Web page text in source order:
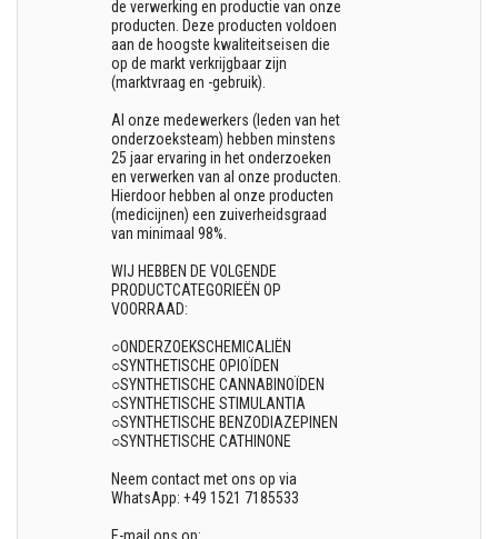
de verwerking en productie van onze
producten. Deze producten voldoen
aan de hoogste kwaliteitseisen die
op de markt verkrijgbaar zijn
(marktvraag en -gebruik).
Al onze medewerkers (leden van het
onderzoeksteam) hebben minstens
25 jaar ervaring in het onderzoeken
en verwerken van al onze producten.
Hierdoor hebben al onze producten
(medicijnen) een zuiverheidsgraad
van minimaal 98%.
WIJ HEBBEN DE VOLGENDE
PRODUCTCATEGORIEËN OP
VOORRAAD:
○ONDERZOEKSCHEMICALIËN
○SYNTHETISCHE OPIOÏDEN
○SYNTHETISCHE CANNABINOÏDEN
○SYNTHETISCHE STIMULANTIA
○SYNTHETISCHE BENZODIAZEPINEN
○SYNTHETISCHE CATHINONE
Neem contact met ons op via
WhatsApp: +49 1521 7185533